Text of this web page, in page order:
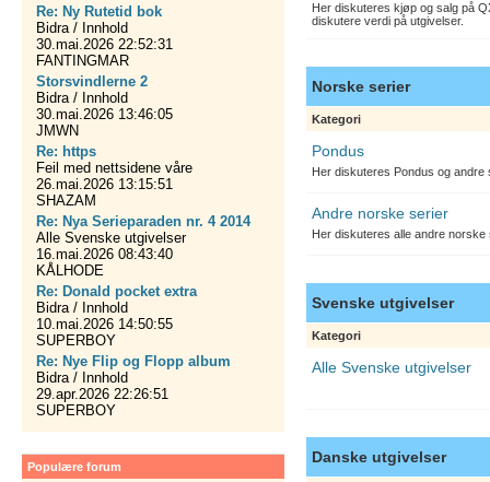
Re: Ny Rutetid bok
Bidra / Innhold
30.mai.2026 22:52:31
FANTINGMAR
Storsvindlerne 2
Bidra / Innhold
30.mai.2026 13:46:05
JMWN
Re: https
Feil med nettsidene våre
26.mai.2026 13:15:51
SHAZAM
Re: Nya Serieparaden nr. 4 2014
Alle Svenske utgivelser
16.mai.2026 08:43:40
KÅLHODE
Re: Donald pocket extra
Bidra / Innhold
10.mai.2026 14:50:55
SUPERBOY
Re: Nye Flip og Flopp album
Bidra / Innhold
29.apr.2026 22:26:51
SUPERBOY
Populære forum
Her diskuteres kjøp og salg på
diskutere verdi på utgivelser.
Norske serier
Kategori
Pondus
Her diskuteres Pondus og
Andre norske serier
Her diskuteres alle andre
Svenske utgivelser
Kategori
Alle Svenske utgivelser
Danske utgivelser